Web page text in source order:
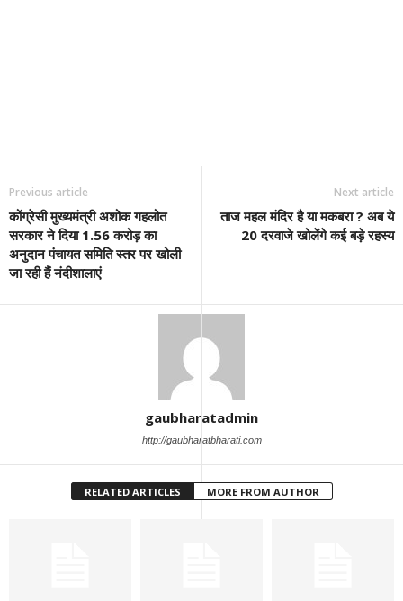
Previous article
कोंग्रेसी मुख्यमंत्री अशोक गहलोत
सरकार ने दिया 1.56 करोड़ का
अनुदान पंचायत समिति स्तर पर खोली
जा रही हैं नंदीशालाएं
Next article
ताज महल मंदिर है या मकबरा ? अब ये
20 दरवाजे खोलेंगे कई बड़े रहस्य
gaubharatadmin
http://gaubharatbharati.com
RELATED ARTICLES MORE FROM AUTHOR